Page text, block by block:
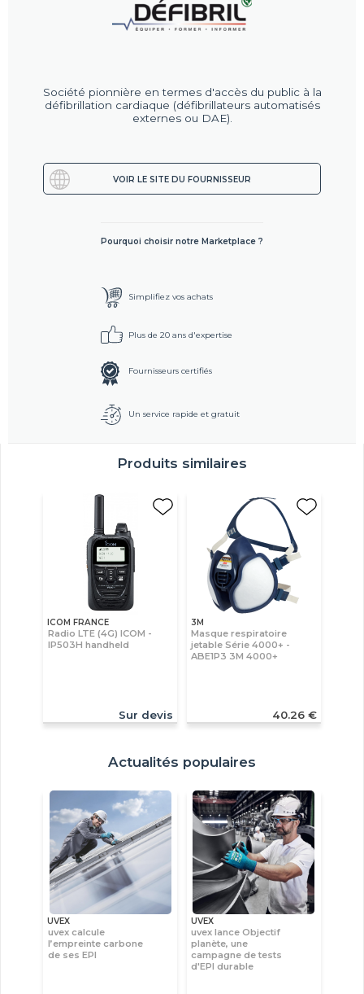
Société pionnière en termes d'accès du public à la
défibrillation cardiaque (défibrillateurs automatisés
externes ou DAE).
VOIR LE SITE DU FOURNISSEUR
Pourquoi choisir notre Marketplace ?
Simplifiez vos achats
Plus de 20 ans d'expertise
Fournisseurs certifiés
Un service rapide et gratuit
Produits similaires
ICOM FRANCE
Radio LTE (4G) ICOM -
IP503H handheld
Sur devis
3M
Masque respiratoire
jetable Série 4000+ -
ABE1P3 3M 4000+
40.26 €
Actualités populaires
UVEX
uvex calcule
l’empreinte carbone
de ses EPI
UVEX
uvex lance Objectif
planète, une
campagne de tests
d'EPI durable